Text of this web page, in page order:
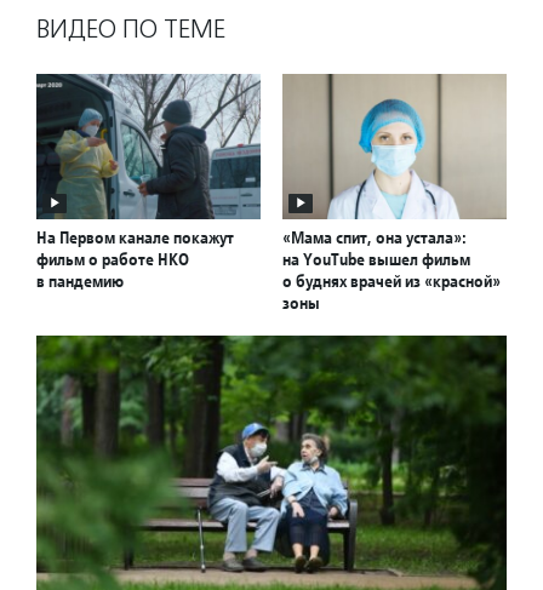
ВИДЕО ПО ТЕМЕ
На Первом канале покажут
фильм о работе НКО
в пандемию
«Мама спит, она устала»:
на YouTube вышел фильм
о буднях врачей из «красной»
зоны